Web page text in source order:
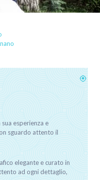
esperienza e
sguardo attento il
elegante e curato in
ad ogni dettaglio,